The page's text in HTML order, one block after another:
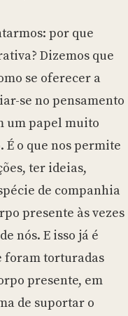
por que
Dizemos que
se oferecer a
se no pensamento
um papel muito
o que nos permite
ter ideias,
de companhia
presente às vezes
nós. E isso já é
foram torturadas
presente, em
de suportar o